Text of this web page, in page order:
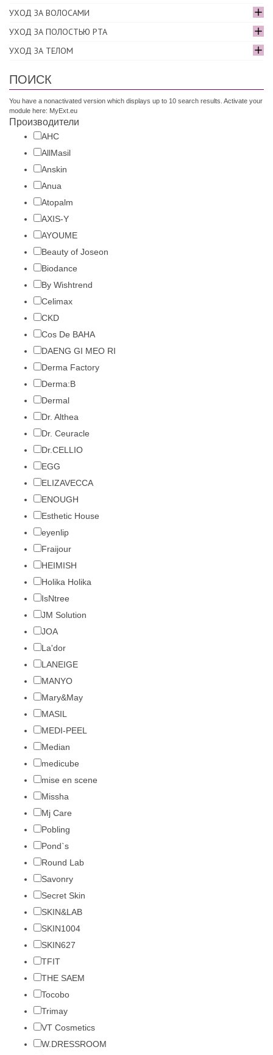
УХОД ЗА ВОЛОСАМИ
УХОД ЗА ПОЛОСТЬЮ РТА
УХОД ЗА ТЕЛОМ
ПОИСК
You have a nonactivated version which displays up to 10 search results. Activate your
module here: MyExt.eu
Производители
AHC
AllMasil
Anskin
Anua
Atopalm
AXIS-Y
AYOUME
Beauty of Joseon
Biodance
By Wishtrend
Celimax
CKD
Cos De BAHA
DAENG GI MEO RI
Derma Factory
Derma:B
Dermal
Dr. Althea
Dr. Ceuracle
Dr.CELLIO
EGG
ELIZAVECCA
ENOUGH
Esthetic House
eyenlip
Fraijour
HEIMISH
Holika Holika
IsNtree
JM Solution
JOA
La'dor
LANEIGE
MANYO
Mary&May
MASIL
MEDI-PEEL
Median
medicube
mise en scene
Missha
Mj Care
Pobling
Pond`s
Round Lab
Savonry
Secret Skin
SKIN&LAB
SKIN1004
SKIN627
TFIT
THE SAEM
Tocobo
Trimay
VT Cosmetics
W.DRESSROOM